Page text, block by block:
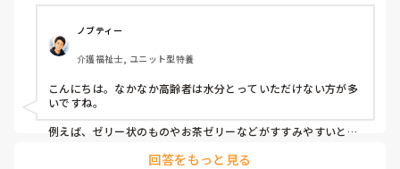
ノブティー
介護福祉士, ユニット型特養
こんにちは。なかなか高齢者は水分とっていただけない方が多
いですね。
例えば、ゼリー状のものやお茶ゼリーなどがすすみやすいと思
て少しずつ提供するとかもいいかもしれません。
回答をもっと見る